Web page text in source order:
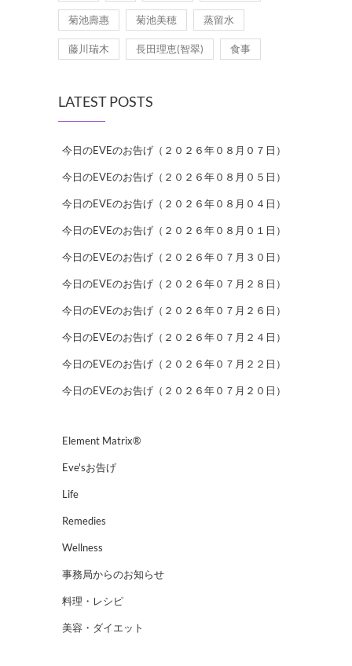
菊池壽惠 菊池美穂 蒸留水
藤川瑞木 長田理恵(智翠) 食事
LATEST POSTS
今日のEVEのお告げ（２０２６年０８月０７日）
今日のEVEのお告げ（２０２６年０８月０５日）
今日のEVEのお告げ（２０２６年０８月０４日）
今日のEVEのお告げ（２０２６年０８月０１日）
今日のEVEのお告げ（２０２６年０７月３０日）
今日のEVEのお告げ（２０２６年０７月２８日）
今日のEVEのお告げ（２０２６年０７月２６日）
今日のEVEのお告げ（２０２６年０７月２４日）
今日のEVEのお告げ（２０２６年０７月２２日）
今日のEVEのお告げ（２０２６年０７月２０日）
Element Matrix®
Eve'sお告げ
Life
Remedies
Wellness
事務局からのお知らせ
料理・レシピ
美容・ダイエット